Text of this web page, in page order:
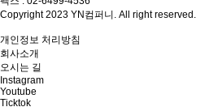
Copyright 2023 YN컴퍼니. All right reserved.
개인정보 처리방침
회사소개
오시는 길
Instagram
Youtube
Ticktok